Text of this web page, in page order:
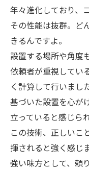
年々進化しており、
その性能は抜群。ど
きるんですよ。
設置する場所や角度
依頼者が重視してい
く計算して行いまし
基づいた設置を心が
立っていると感じら
この技術、正しいこ
揮されると強く感じ
強い味方として、頼